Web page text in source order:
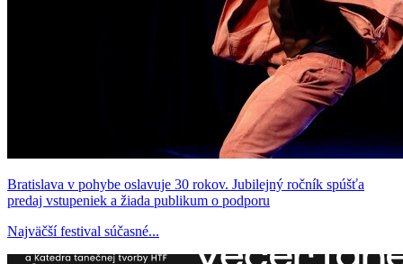
Bratislava v pohybe oslavuje 30 rokov. Jubilejný ročník spúšťa
predaj vstupeniek a žiada publikum o podporu
Najväčší festival súčasné...